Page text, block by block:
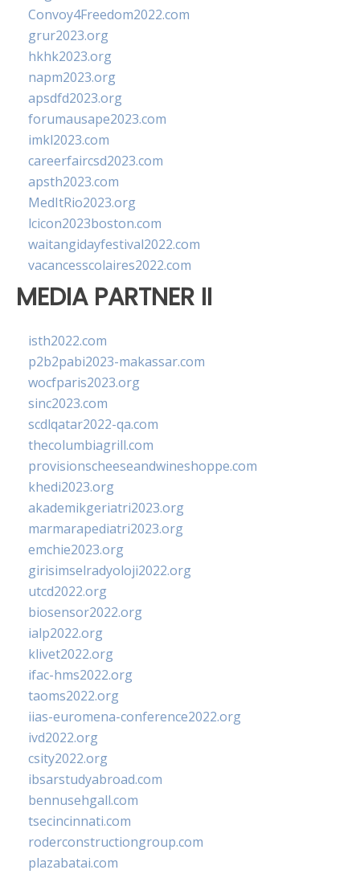
Convoy4Freedom2022.com
grur2023.org
hkhk2023.org
napm2023.org
apsdfd2023.org
forumausape2023.com
imkl2023.com
careerfaircsd2023.com
apsth2023.com
MedItRio2023.org
lcicon2023boston.com
waitangidayfestival2022.com
vacancesscolaires2022.com
MEDIA PARTNER II
isth2022.com
p2b2pabi2023-makassar.com
wocfparis2023.org
sinc2023.com
scdlqatar2022-qa.com
thecolumbiagrill.com
provisionscheeseandwineshoppe.com
khedi2023.org
akademikgeriatri2023.org
marmarapediatri2023.org
emchie2023.org
girisimselradyoloji2022.org
utcd2022.org
biosensor2022.org
ialp2022.org
klivet2022.org
ifac-hms2022.org
taoms2022.org
iias-euromena-conference2022.org
ivd2022.org
csity2022.org
ibsarstudyabroad.com
bennusehgall.com
tsecincinnati.com
roderconstructiongroup.com
plazabatai.com